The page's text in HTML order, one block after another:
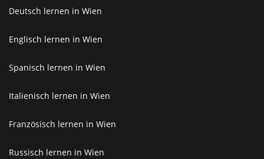
Deutsch lernen in Wien
Englisch lernen in Wien
Spanisch lernen in Wien
Italienisch lernen in Wien
Französisch lernen in Wien
Russisch lernen in Wien